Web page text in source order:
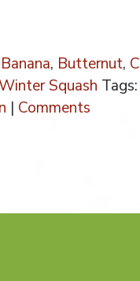
Banana, Butternut, C
Squash Tags:
| Comments